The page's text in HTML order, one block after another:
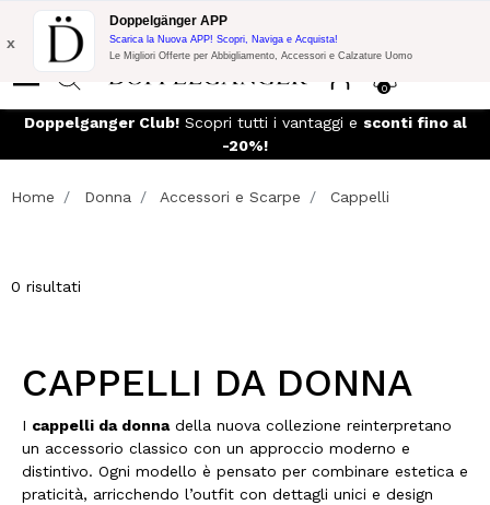
Promo Flash:
10% di Extra Sconto su 300€ di Acquisto con codice:
DOPPEL300
0
x
Doppelgänger APP
Scarica la Nuova APP! Scopri, Naviga e Acquista!
Le Migliori Offerte per Abbigliamento, Accessori e Calzature Uomo
- Per ordini superiori a 99€ e reso Doppelganger Club!
Home Donna Accessori e Scarpe Cappelli
0 risultati
CAPPELLI DA DONNA
I cappelli da donnadella nuova collezione reinterpretano
un accessorio classico con un approccio moderno e
distintivo. Ogni modello è pensato per combinare estetica e
praticità, arricchendo l’outfit con dettagli unici e design